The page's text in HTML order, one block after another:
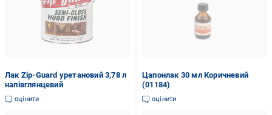
Лак Zip-Guard уретановий 3,78 л
напівглянцевий
оцінити
Цапонлак 30 мл Коричневий
(01184)
оцінити